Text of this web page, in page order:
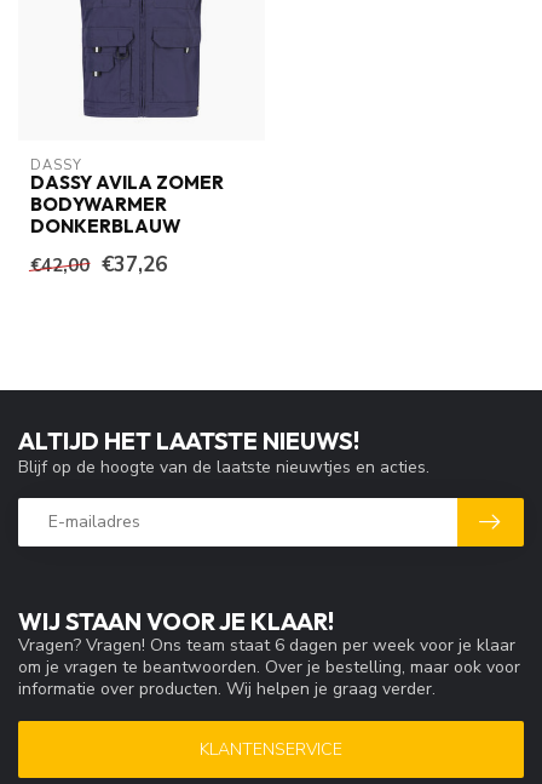
DASSY
DASSY AVILA ZOMER
BODYWARMER
DONKERBLAUW
€42,00 €37,26
WIJ STAAN VOOR JE KLAAR!
Vragen? Vragen! Ons team staat 6 dagen per week voor je klaar
om je vragen te beantwoorden. Over je bestelling, maar ook voor
informatie over producten. Wij helpen je graag verder.
KLANTENSERVICE
ALTIJD HET LAATSTE NIEUWS!
Blijf op de hoogte van de laatste nieuwtjes en acties.